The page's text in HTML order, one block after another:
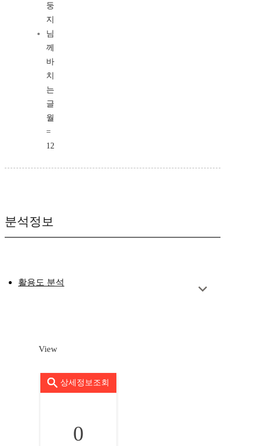
둥
지
님
께
바
치
는
글
월
=
12
분석정보
활용도 분석
View
상세정보조회
0